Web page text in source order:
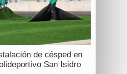
de césped en
San Isidro